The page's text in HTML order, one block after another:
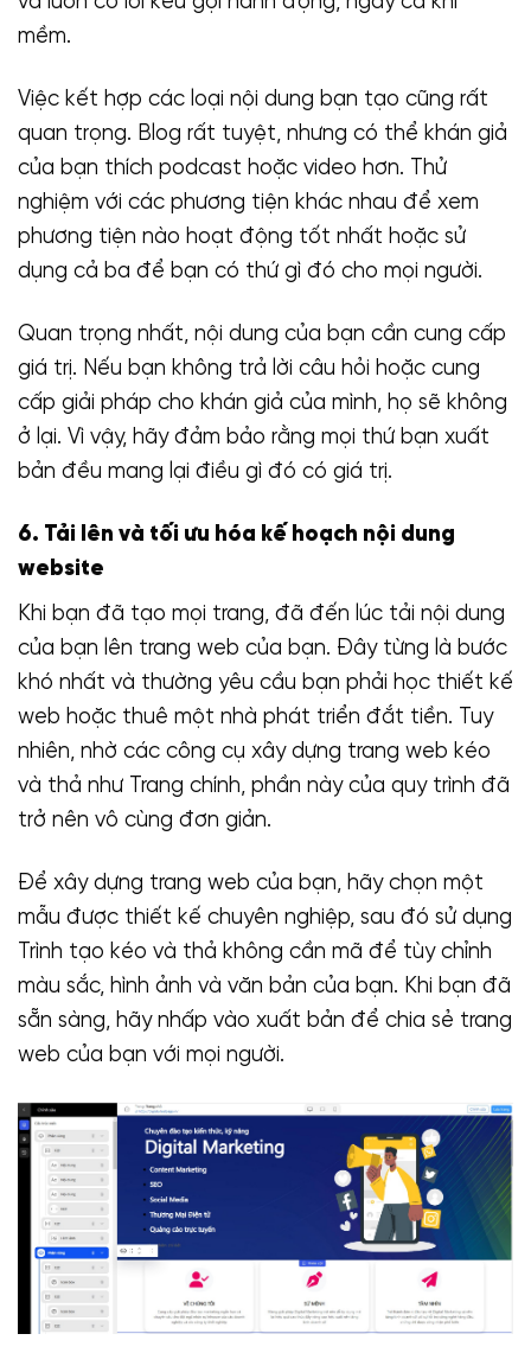
mềm.
Việc kết hợp các loại nội dung bạn tạo cũng rất
quan trọng. Blog rất tuyệt, nhưng có thể khán giả
của bạn thích podcast hoặc video hơn. Thử
nghiệm với các phương tiện khác nhau để xem
phương tiện nào hoạt động tốt nhất hoặc sử
dụng cả ba để bạn có thứ gì đó cho mọi người.
Quan trọng nhất, nội dung của bạn cần cung cấp
giá trị. Nếu bạn không trả lời câu hỏi hoặc cung
cấp giải pháp cho khán giả của mình, họ sẽ không
ở lại. Vì vậy, hãy đảm bảo rằng mọi thứ bạn xuất
bản đều mang lại điều gì đó có giá trị.
6. Tải lên và tối ưu hóa kế hoạch nội dung
website
Khi bạn đã tạo mọi trang, đã đến lúc tải nội dung
của bạn lên trang web của bạn. Đây từng là bước
khó nhất và thường yêu cầu bạn phải học thiết kế
web hoặc thuê một nhà phát triển đắt tiền. Tuy
nhiên, nhờ các công cụ xây dựng trang web kéo
và thả như Trang chính, phần này của quy trình đã
trở nên vô cùng đơn giản.
Để xây dựng trang web của bạn, hãy chọn một
mẫu được thiết kế chuyên nghiệp, sau đó sử dụng
Trình tạo kéo và thả không cần mã để tùy chỉnh
màu sắc, hình ảnh và văn bản của bạn. Khi bạn đã
sẵn sàng, hãy nhấp vào xuất bản để chia sẻ trang
web của bạn với mọi người.